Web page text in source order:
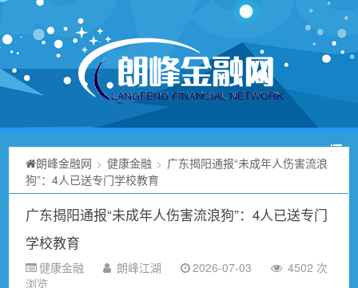
朗峰金融网 > 健康金融 > 广东揭阳通报“未成年人伤害流浪
狗”：4人已送专门学校教育
广东揭阳通报“未成年人伤害流浪狗”：4人已送专门
学校教育
健康金融 朗峰江湖 2026-07-03
4502 次
浏览